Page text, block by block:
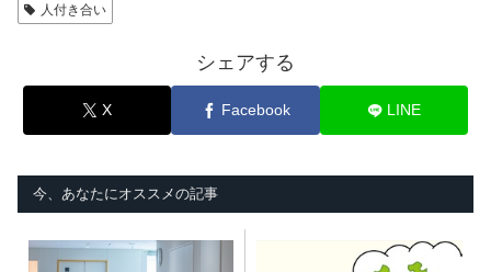
人付き合い
シェアする
X Facebook LINE
今、あなたにオススメの記事